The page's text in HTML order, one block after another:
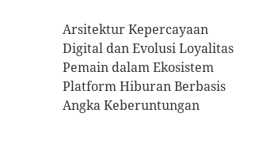
Arsitektur Kepercayaan
Digital dan Evolusi Loyalitas
Pemain dalam Ekosistem
Platform Hiburan Berbasis
Angka Keberuntungan